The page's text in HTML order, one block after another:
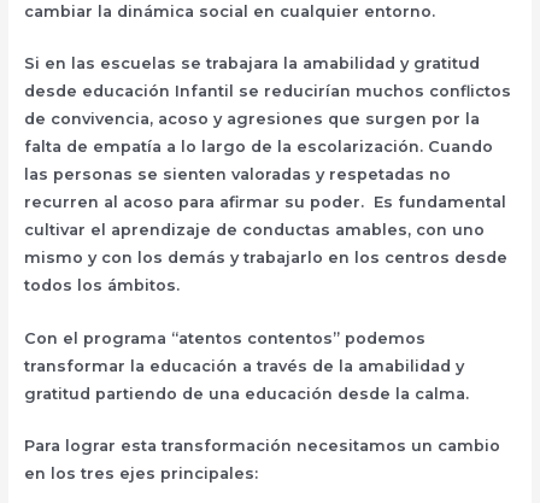
cambiar la dinámica social en cualquier entorno.
Si en las escuelas se trabajara la amabilidad y gratitud
desde educación Infantil se reducirían muchos conflictos
de convivencia, acoso y agresiones que surgen por la
falta de empatía a lo largo de la escolarización. Cuando
las personas se sienten valoradas y respetadas no
recurren al acoso para afirmar su poder. Es fundamental
cultivar el aprendizaje de conductas amables, con uno
mismo y con los demás y trabajarlo en los centros desde
todos los ámbitos.
Con el programa “atentos contentos” podemos
transformar la educación a través de la amabilidad y
gratitud partiendo de una educación desde la calma.
Para lograr esta transformación necesitamos un cambio
en los tres ejes principales: